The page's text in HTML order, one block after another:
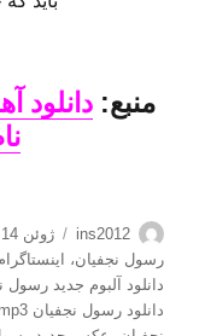
منبع:دانلود
نویسنده
ins2012
ارسال
شده
در
ژوئن 14, 2017
رسول نجفیان،
دانلود آلبوم جدید رسول
دانلود رسول نجفیان mp3 جدید